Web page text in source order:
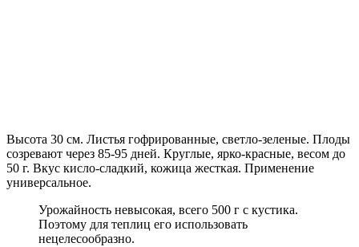
Высота 30 см. Листья гофрированные, светло-зеленые. Плоды
созревают через 85-95 дней. Круглые, ярко-красные, весом до
50 г. Вкус кисло-сладкий, кожица жесткая. Применение
универсальное.
Урожайность невысокая, всего 500 г с кустика.
Поэтому для теплиц его использовать
нецелесообразно.